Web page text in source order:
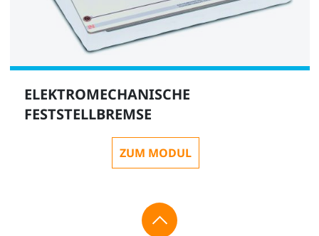
ELEKTROMECHANISCHE
FESTSTELLBREMSE
ZUM MODUL